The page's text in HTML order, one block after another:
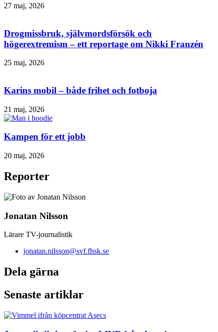
27 maj, 2026
Drogmissbruk, självmordsförsök och
högerextremism – ett reportage om Nikki Franzén
25 maj, 2026
Karins mobil – både frihet och fotboja
21 maj, 2026
Kampen för ett jobb
20 maj, 2026
Reporter
Jonatan Nilsson
Lärare TV-journalistik
jonatan.nilsson@svf.fhsk.se
Dela gärna
Senaste artiklar